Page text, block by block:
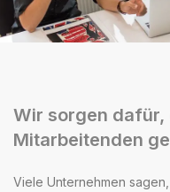
Wir sorgen dafür,
Mitarbeitenden
Viele Unternehmen